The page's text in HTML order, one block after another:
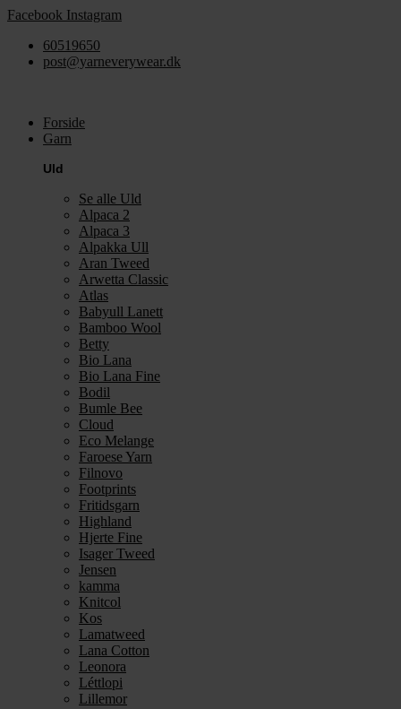
Videre
indhold
Facebook Instagram
60519650
post@yarneverywear.dk
Forside
Garn
Uld
Se alle Uld
Alpaca 2
Alpaca 3
Alpakka Ull
Aran Tweed
Arwetta Classic
Atlas
Babyull Lanett
Bamboo Wool
Betty
Bio Lana
Bio Lana Fine
Bodil
Bumle Bee
Cloud
Eco Melange
Faroese Yarn
Filnovo
Footprints
Fritidsgarn
Highland
Hjerte Fine
Isager Tweed
Jensen
kamma
Knitcol
Kos
Lamatweed
Lana Cotton
Leonora
Léttlopi
Lillemor